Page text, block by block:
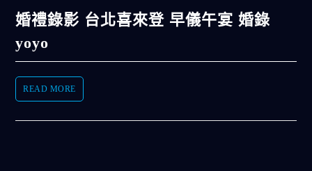
婚禮錄影 台北喜來登 早儀午宴 婚錄
yoyo
READ MORE